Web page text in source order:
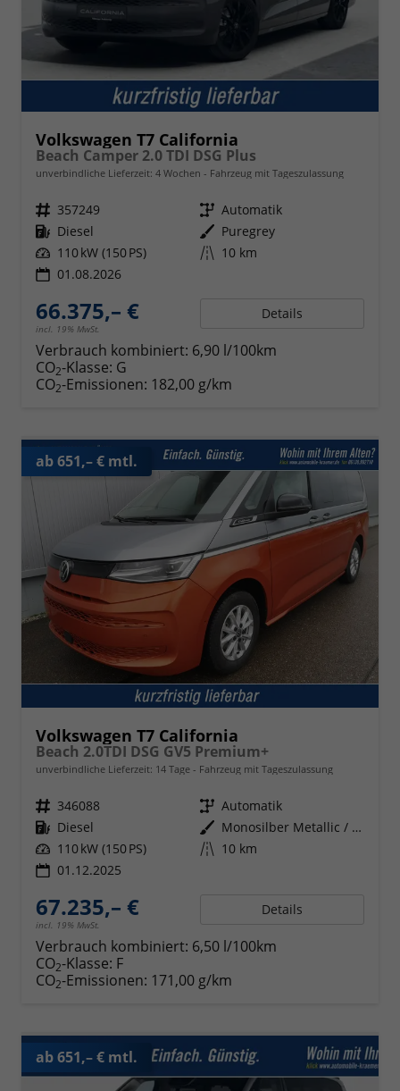
Volkswagen T7 California
Beach Camper 2.0 TDI DSG Plus
unverbindliche Lieferzeit: 4 Wochen Fahrzeug mit Tageszulassung
Fahrzeugnr. 357249 Getriebe Automatik
Kraftstoff Diesel Außenfarbe Puregrey
Leistung 110 kW (150 PS) Kilometerstand 10 km
01.08.2026
66.375,– €
incl. 19% MwSt.
Details
Verbrauch kombiniert: 6,90 l/100km
CO2-Klasse: G
CO2-Emissionen: 182,00 g/km
ab 651,– € mtl.
Volkswagen T7 California
Beach 2.0TDI DSG GV5 Premium+
unverbindliche Lieferzeit: 14 Tage Fahrzeug mit Tageszulassung
Fahrzeugnr. 346088 Getriebe Automatik
Kraftstoff Diesel Außenfarbe
Monosilber Metallic / Energetic Orange Metallic
Leistung 110 kW (150 PS) Kilometerstand 10 km
01.12.2025
67.235,– €
incl. 19% MwSt.
Details
Verbrauch kombiniert: 6,50 l/100km
CO2-Klasse: F
CO2-Emissionen: 171,00 g/km
ab 651,– € mtl.